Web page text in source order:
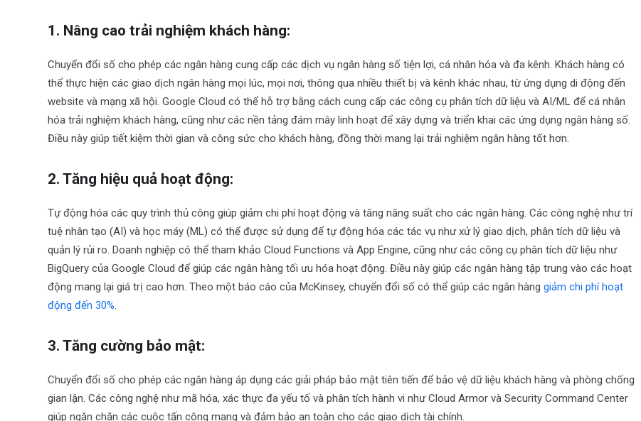
1. Nâng cao trải nghiệm khách hàng:
Chuyển đổi số cho phép các ngân hàng cung cấp các dịch vụ ngân hàng số tiện lợi, cá nhân hóa và đa kênh. Khách hàng có
thể thực hiện các giao dịch ngân hàng mọi lúc, mọi nơi, thông qua nhiều thiết bị và kênh khác nhau, từ ứng dụng di động đến
website và mạng xã hội. Google Cloud có thể hỗ trợ bằng cách cung cấp các công cụ phân tích dữ liệu và AI/ML để cá nhân
hóa trải nghiệm khách hàng, cũng như các nền tảng đám mây linh hoạt để xây dựng và triển khai các ứng dụng ngân hàng số.
Điều này giúp tiết kiệm thời gian và công sức cho khách hàng, đồng thời mang lại trải nghiệm ngân hàng tốt hơn.
2. Tăng hiệu quả hoạt động:
Tự động hóa các quy trình thủ công giúp giảm chi phí hoạt động và tăng năng suất cho các ngân hàng. Các công nghệ như trí
tuệ nhân tạo (AI) và học máy (ML) có thể được sử dụng để tự động hóa các tác vụ như xử lý giao dịch, phân tích dữ liệu và
quản lý rủi ro. Doanh nghiệp có thể tham khảo Cloud Functions và App Engine, cũng như các công cụ phân tích dữ liệu như
BigQuery của Google Cloud để giúp các ngân hàng tối ưu hóa hoạt động. Điều này giúp các ngân hàng tập trung vào các hoạt
động mang lại giá trị cao hơn. Theo một báo cáo của McKinsey, chuyển đổi số có thể giúp các ngân hànggiảm chi phí hoạt
động đến 30%.
3. Tăng cường bảo mật:
Chuyển đổi số cho phép các ngân hàng áp dụng các giải pháp bảo mật tiên tiến để bảo vệ dữ liệu khách hàng và phòng chống
gian lận. Các công nghệ như mã hóa, xác thực đa yếu tố và phân tích hành vi như Cloud Armor và Security Command Center
giúp ngăn chặn các cuộc tấn công mạng và đảm bảo an toàn cho các giao dịch tài chính.